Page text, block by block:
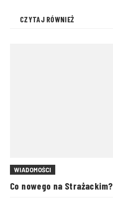
CZYTAJ RÓWNIEŻ
WIADOMOŚCI
Co nowego na Strażackim?